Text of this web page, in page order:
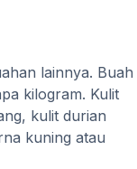
lainnya. Buah
kilogram. Kulit
kulit durian
kuning atau